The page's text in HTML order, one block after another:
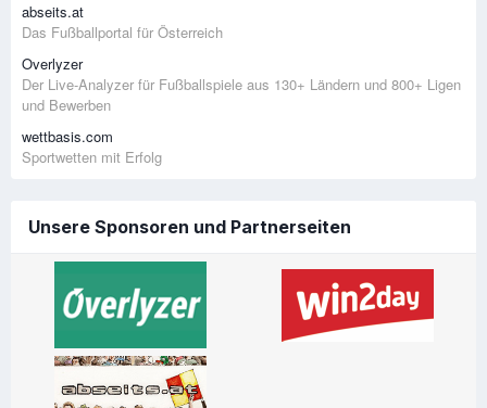
abseits.at
Das Fußballportal für Österreich
Overlyzer
Der Live-Analyzer für Fußballspiele aus 130+ Ländern und 800+ Ligen
und Bewerben
wettbasis.com
Sportwetten mit Erfolg
Unsere Sponsoren und Partnerseiten